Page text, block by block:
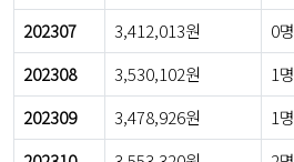
202307
3,412,013원 0명
202308
3,530,102원 1명
202309
3,478,926원 1명